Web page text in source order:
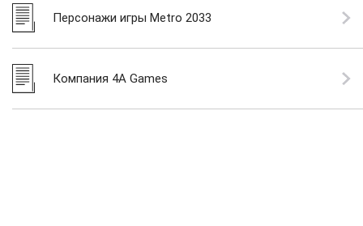
Персонажи игры Metro 2033
Компания 4A Games